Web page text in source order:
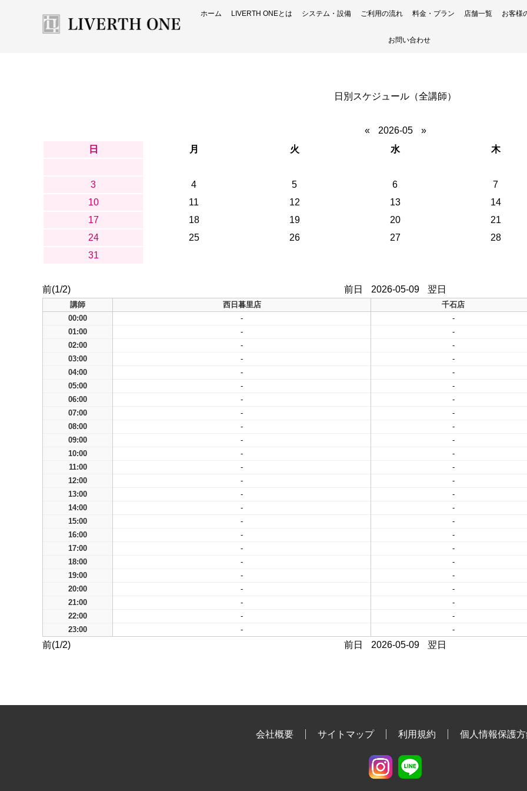
ホーム LIVERTH ONEとは システム・設備 ご利用の流れ 料金・プラン 店舗一覧 お客様
お問い合わせ
日別スケジュール（全講師）
« 2026-05 »
日 月 火 水 木
3
4 5 6 7
10
11 12 13 14
17
18 19 20 21
24
25 26 27 28
31
前(1/2) 前日 2026-05-09 翌日
講師 西日暮里店 千石店
00:00
- -
01:00
- -
02:00
- -
03:00
- -
04:00
- -
05:00
- -
06:00
- -
07:00
- -
08:00
- -
09:00
- -
10:00
- -
11:00
- -
12:00
- -
13:00
- -
14:00
- -
15:00
- -
16:00
- -
17:00
- -
18:00
- -
19:00
- -
20:00
- -
21:00
- -
22:00
- -
23:00
- -
前(1/2) 前日 2026-05-09 翌日
会社概要 サイトマップ 利用規約 個人情報保護